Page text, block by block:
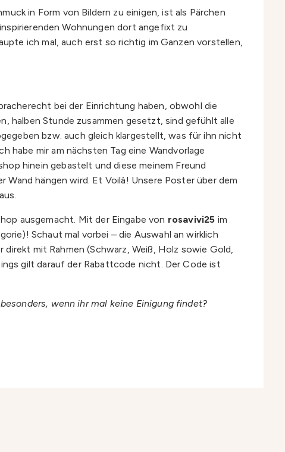
in Form von Bildern zu einigen, ist als Pärchen
Wohnungen dort angefixt zu
ich mal, auch erst so richtig im Ganzen vorstellen,
bei der Einrichtung haben, obwohl die
halben Stunde zusammen gesetzt, sind gefühlt alle
bzw. auch gleich klargestellt, was für ihn nicht
habe mir am nächsten Tag eine Wandvorlage
hinein gebastelt und diese meinem Freund
Wand hängen wird. Et Voilà! Unsere Poster über dem
ausgemacht. Mit der Eingabe von rosavivi25 im
Schaut mal vorbei – die Auswahl an wirklich
mit Rahmen (Schwarz, Weiß, Holz sowie Gold,
gilt darauf der Rabattcode nicht. Der Code ist
wenn ihr mal keine Einigung findet?